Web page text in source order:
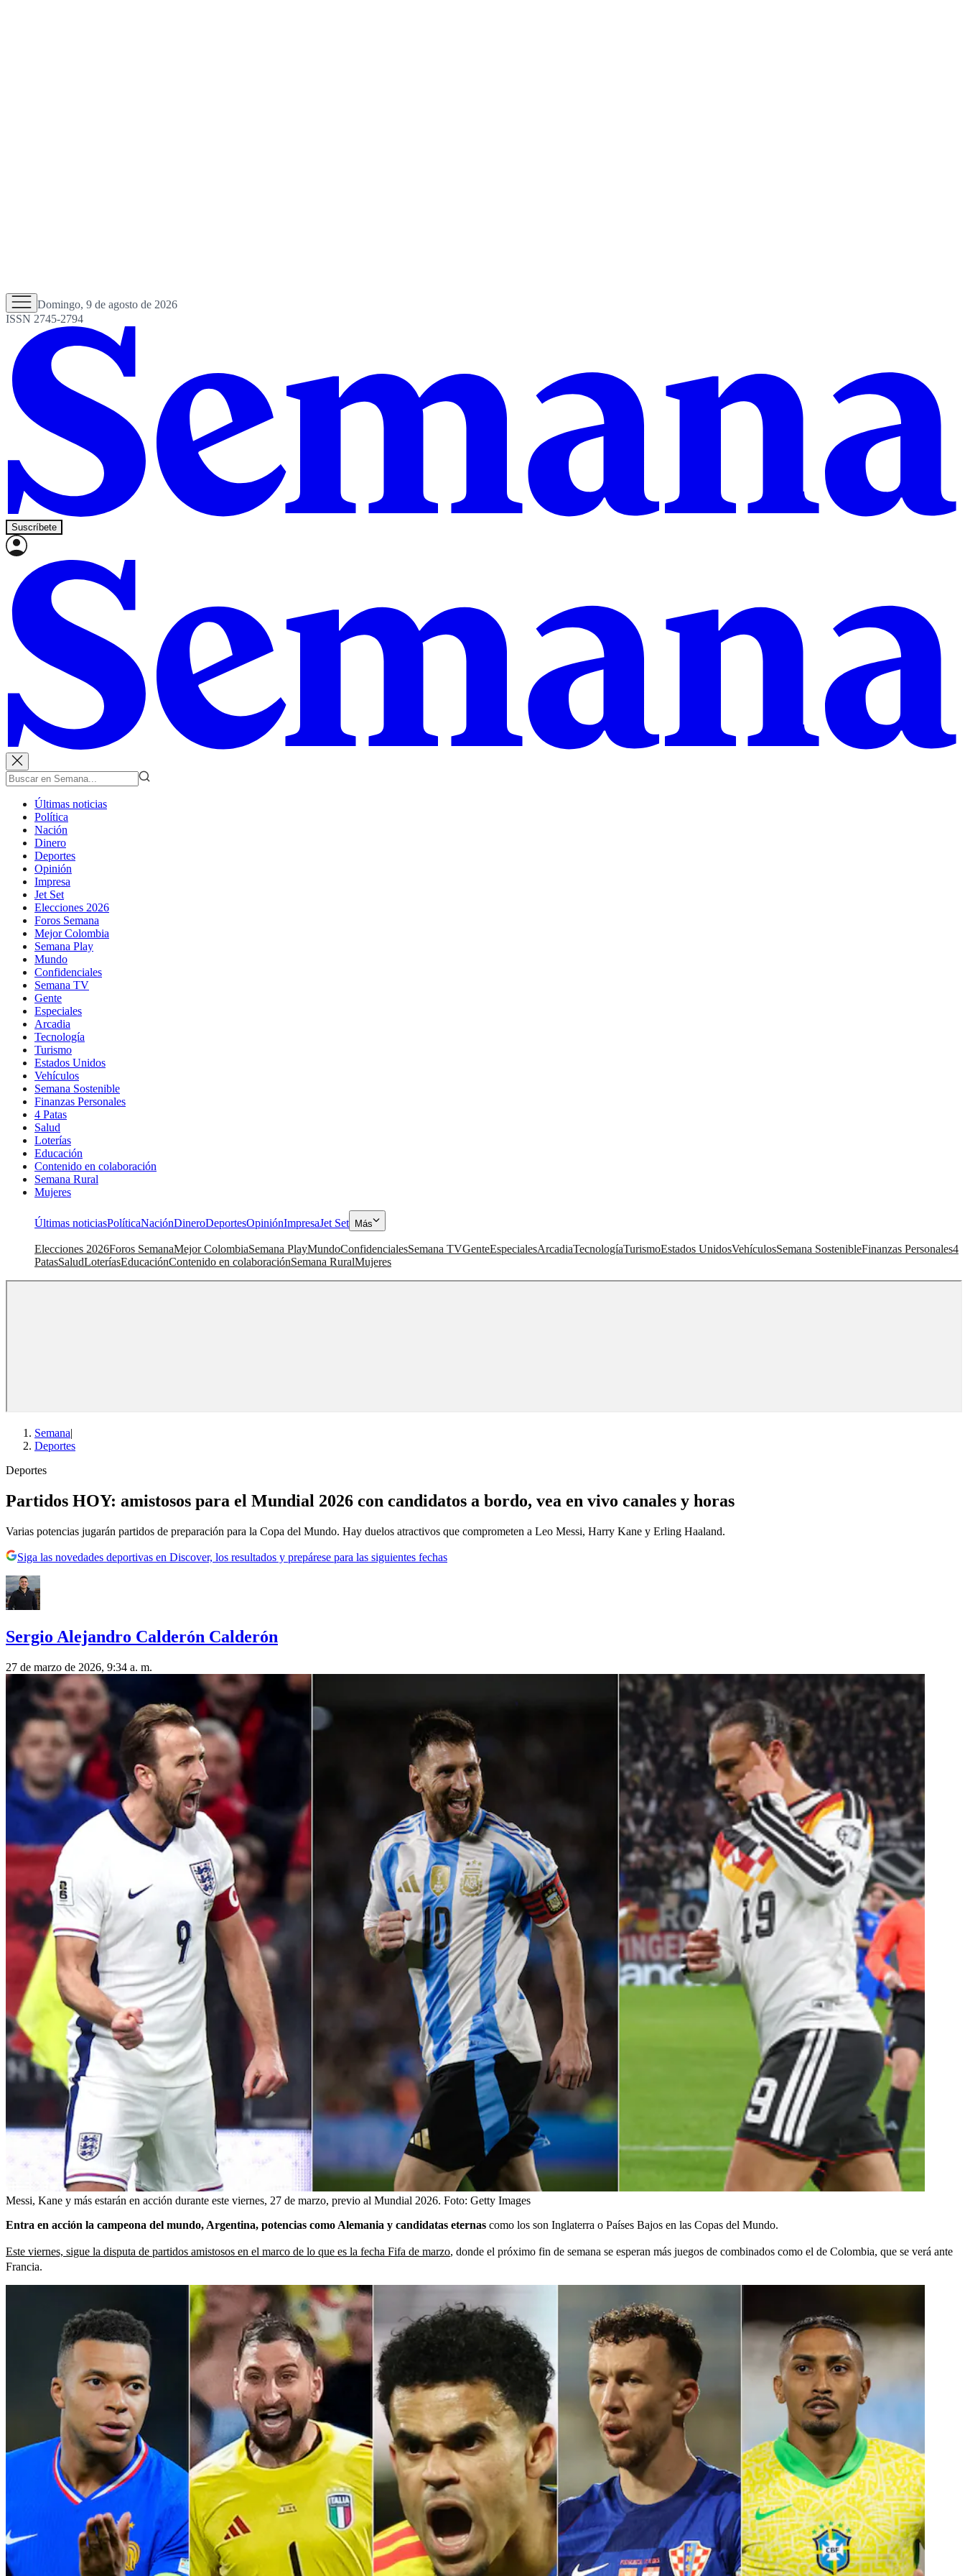
Domingo, 9 de agosto de 2026
ISSN 2745-2794
Suscríbete
Últimas noticias
Política
Nación
Dinero
Deportes
Opinión
Impresa
Jet Set
Elecciones 2026
Foros Semana
Mejor Colombia
Semana Play
Mundo
Confidenciales
Semana TV
Gente
Especiales
Arcadia
Tecnología
Turismo
Estados Unidos
Vehículos
Semana Sostenible
Finanzas Personales
4 Patas
Salud
Loterías
Educación
Contenido en colaboración
Semana Rural
Mujeres
Últimas noticiasPolíticaNaciónDineroDeportesOpiniónImpresaJet Set Más
Elecciones 2026Foros SemanaMejor ColombiaSemana PlayMundoConfidencialesSemana TVGenteEspecialesArcadiaTecnologíaTurismoEstados UnidosVehículosSemana SostenibleFinanzas Personales4
PatasSaludLoteríasEducaciónContenido en colaboraciónSemana RuralMujeres
Semana|
Deportes
Deportes
Partidos HOY: amistosos para el Mundial 2026 con candidatos a bordo, vea en vivo canales y horas
Varias potencias jugarán partidos de preparación para la Copa del Mundo. Hay duelos atractivos que comprometen a Leo Messi, Harry Kane y Erling Haaland.
Siga las novedades deportivas en Discover, los resultados y prepárese para las siguientes fechas
Sergio Alejandro Calderón Calderón
27 de marzo de 2026, 9:34 a. m.
Messi, Kane y más estarán en acción durante este viernes, 27 de marzo, previo al Mundial 2026. Foto: Getty Images
Entra en acción la campeona del mundo, Argentina, potencias como Alemania y candidatas eternas como los son Inglaterra o Países Bajos en las Copas del Mundo.
Este viernes, sigue la disputa de partidos amistosos en el marco de lo que es la fecha Fifa de marzo, donde el próximo fin de semana se esperan más juegos de combinados como el de Colombia, que se verá ante
Francia.